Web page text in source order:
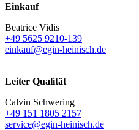
Einkauf
Beatrice Vidis
+49 5625 9210-139
einkauf@egin-heinisch.de
Leiter Qualität
Calvin Schwering
+49 151 1805 2157
service@egin-heinisch.de